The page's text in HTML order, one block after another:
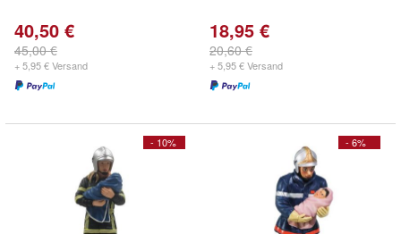
40,50 €
45,00 €
+ 5,95 € Versand
18,95 €
20,60 €
+ 5,95 € Versand
- 10% - 6%